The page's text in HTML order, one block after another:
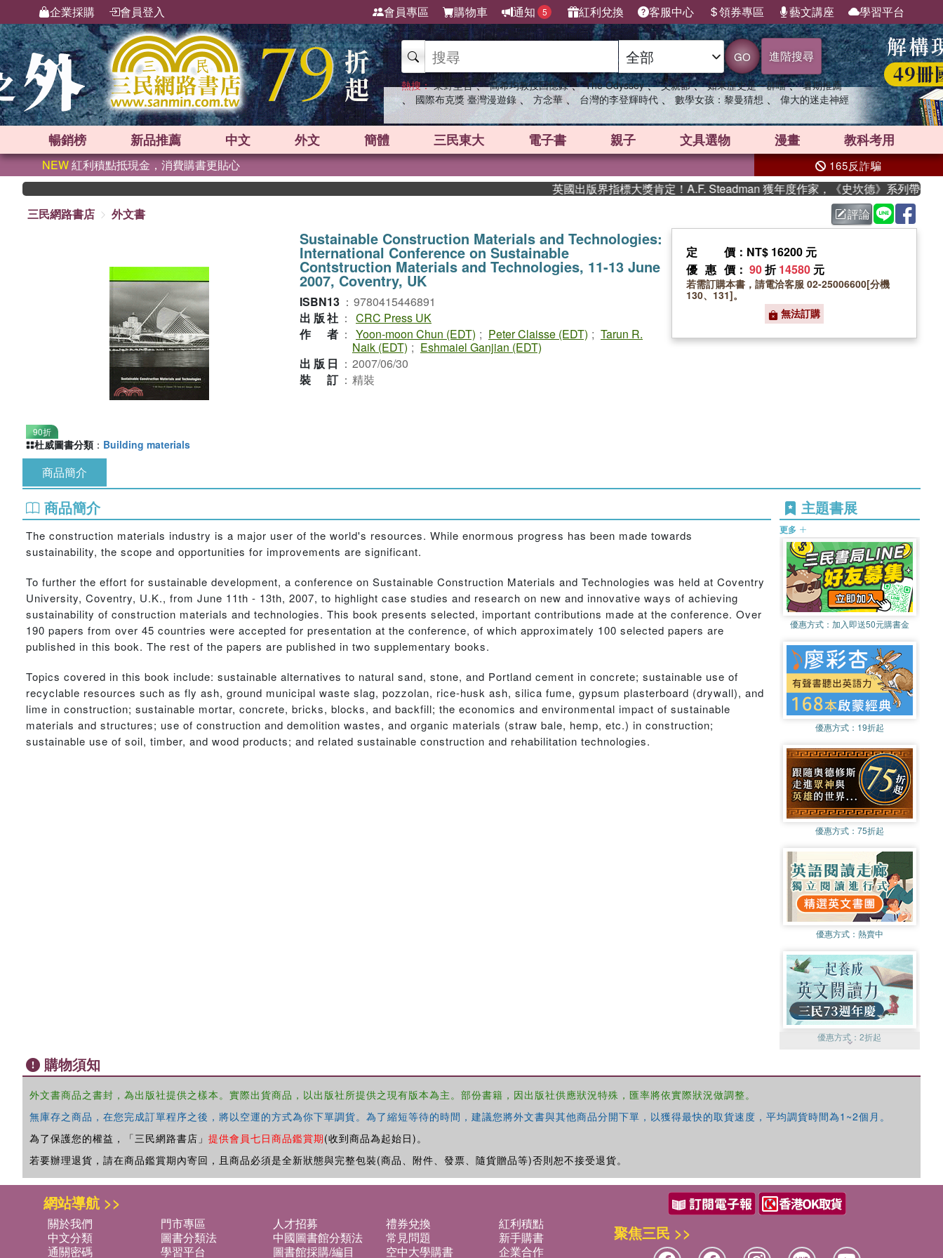
企業採購 會員登入 會員專區 購物車 通知 5 紅利兌換 客服中心 領券專區 藝文講座 學習平台
GO 進階搜尋
熱搜： 東野圭吾 、 高希均教授回憶錄 、 The Odyssey 、 父親節 、 如果歷史是一群喵 、 暑期推薦
、 國際布克獎 臺灣漫遊錄 、 方念華 、 台灣的李登輝時代 、 數學女孩：黎曼猜想 、 偉大的迷走神經
暢銷榜 新品推薦 中文 外文 簡體 三民東大 電子書 親子 文具選物 漫畫 教科考用
NEW紅利積點抵現金，消費購書更貼心 165反詐騙
英國出版界指標大獎肯定！A.F. Steadman 獲年度作家，《史坎德》系列帶你踏上熱
三民網路書店
外文書 評論
90折
Sustainable Construction Materials and Technologies:
International Conference on Sustainable
Contstruction Materials and Technologies, 11-13 June
2007, Coventry, UK
ISBN13 ： 9780415446891
出版社 ： CRC Press UK
作者 ： Yoon-moon Chun (EDT) ; Peter Claisse (EDT) ; Tarun R.
Naik (EDT) ; Eshmaiel Ganjian (EDT)
出版日 ： 2007/06/30
裝訂 ： 精裝
定價 ：NT$ 16200 元
優惠價 ： 90折14580 元
若需訂購本書，請電洽客服 02-25006600[分機
130、131]。
無法訂購
杜威圖書分類 ： Building materials
商品簡介
商品簡介
The construction materials industry is a major user of the world's resources. While enormous progress has been made towards
sustainability, the scope and opportunities for improvements are significant.
To further the effort for sustainable development, a conference on Sustainable Construction Materials and Technologies was held at Coventry
University, Coventry, U.K., from June 11th - 13th, 2007, to highlight case studies and research on new and innovative ways of achieving
sustainability of construction materials and technologies. This book presents selected, important contributions made at the conference. Over
190 papers from over 45 countries were accepted for presentation at the conference, of which approximately 100 selected papers are
published in this book. The rest of the papers are published in two supplementary books.
Topics covered in this book include: sustainable alternatives to natural sand, stone, and Portland cement in concrete; sustainable use of
recyclable resources such as fly ash, ground municipal waste slag, pozzolan, rice-husk ash, silica fume, gypsum plasterboard (drywall), and
lime in construction; sustainable mortar, concrete, bricks, blocks, and backfill; the economics and environmental impact of sustainable
materials and structures; use of construction and demolition wastes, and organic materials (straw bale, hemp, etc.) in construction;
sustainable use of soil, timber, and wood products; and related sustainable construction and rehabilitation technologies.
主題書展
更多
優惠方式： 加入即送50元購書金
優惠方式： 19折起
優惠方式： 75折起
優惠方式： 熱賣中
優惠方式：2折起
購物須知
外文書商品之書封，為出版社提供之樣本。實際出貨商品，以出版社所提供之現有版本為主。部份書籍，因出版社供應狀況特殊，匯率將依實際狀況做調整。
無庫存之商品，在您完成訂單程序之後，將以空運的方式為你下單調貨。為了縮短等待的時間，建議您將外文書與其他商品分開下單，以獲得最快的取貨速度，平均調貨時間為1~2個月。
為了保護您的權益，「三民網路書店」 提供會員七日商品鑑賞期(收到商品為起始日)。
若要辦理退貨，請在商品鑑賞期內寄回，且商品必須是全新狀態與完整包裝(商品、附件、發票、隨貨贈品等)否則恕不接受退貨。
網站導航 >>
關於我們 門市專區 人才招募 禮券兌換
紅利積點
中文分類
圖書分類法 中國圖書館分類法 常見問題
新手購書
通關密碼
學習平台 圖書館採購/編目 空中大學購書
企業合作
聚焦三民 >>